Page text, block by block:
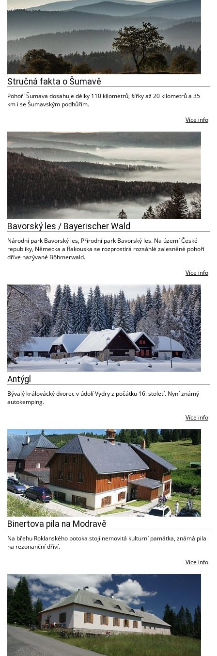
Stručná fakta o Šumavě
Pohoří Šumava dosahuje délky 110 kilometrů, šířky až 20 kilometrů a 35
km i se Šumavským podhůřím.
Více info
Bavorský les / Bayerischer Wald
Národní park Bavorský les, Přírodní park Bavorský les. Na území České
republiky, Německa a Rakouska se rozprostírá rozsáhlé zalesněné pohoří
dříve nazývané Böhmerwald.
Více info
Antýgl
Bývalý královácký dvorec v údolí Vydry z počátku 16. století. Nyní známý
autokemping.
Více info
Binertova pila na Modravě
Na břehu Roklanského potoka stojí nemovitá kulturní památka, známá pila
na rezonanční dříví.
Více info